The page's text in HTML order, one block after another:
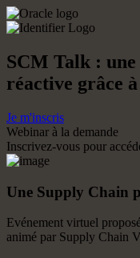
SCM Talk :
réactive grâce
Je m'inscris
Webinar à la demande
Inscrivez-vous pour
Une Supply Chain
Evénement virtuel
animé par Supply Chain